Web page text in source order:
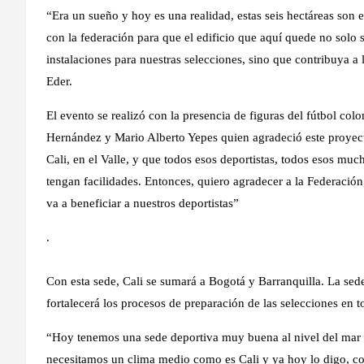
“Era un sueño y hoy es una realidad, estas seis hectáreas
con la federación para que el edificio que aquí quede no solo
instalaciones para nuestras selecciones, sino que contribuya
Eder.
El evento se realizó con la presencia de figuras del fútbol
Hernández y Mario Alberto Yepes quien agradeció este
Cali, en el Valle, y que todos esos deportistas, todos esos
tengan facilidades. Entonces, quiero agradecer a la
va a beneficiar a nuestros deportistas”
.
Con esta sede, Cali se sumará a Bogotá y Barranquilla. La
fortalecerá los procesos de preparación de las selecciones en
“Hoy tenemos una sede deportiva muy buena al nivel del
necesitamos un clima medio como es Cali y ya hoy lo digo,